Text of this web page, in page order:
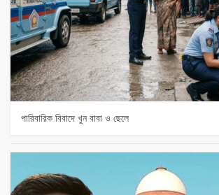
পারিবারিক বিবাদে খুন বাবা ও ছেলে